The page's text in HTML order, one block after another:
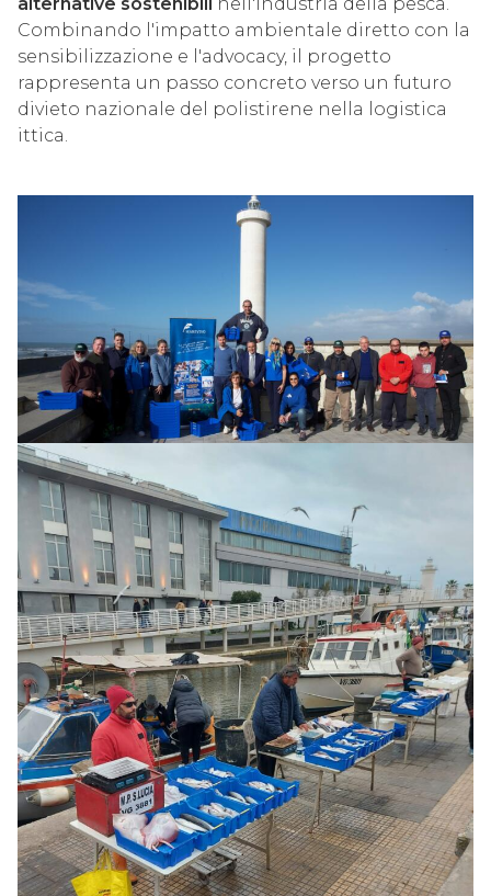
Combinando l'impatto ambientale diretto con la
sensibilizzazione e l'advocacy, il progetto
rappresenta un passo concreto verso un futuro
divieto nazionale del polistirene nella logistica
ittica.